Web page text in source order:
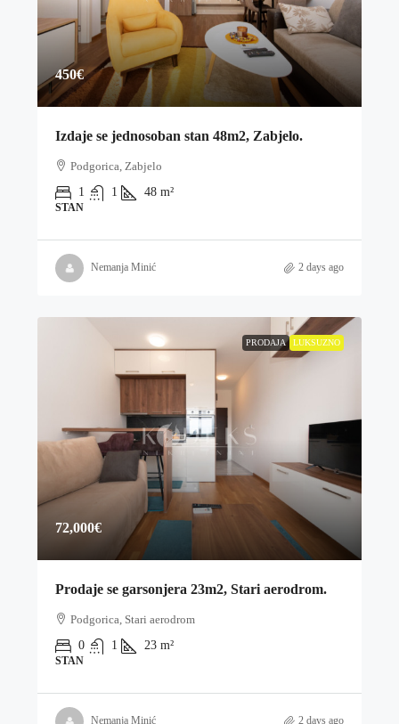
450€
Izdaje se jednosoban stan 48m2, Zabjelo.
Podgorica, Zabjelo
1
1 48 m²
STAN
Nemanja Minić 2 days ago
PRODAJA LUKSUZNO
72,000€
Prodaje se garsonjera 23m2, Stari aerodrom.
Podgorica, Stari aerodrom
0
1 23 m²
STAN
Nemanja Minić 2 days ago